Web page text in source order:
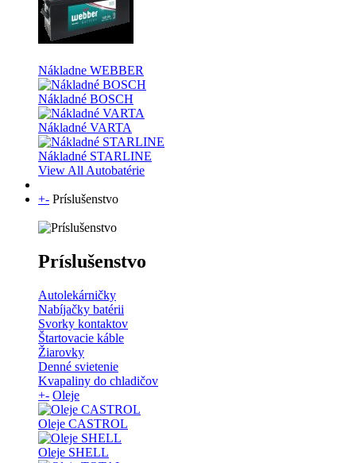
Nákladne WEBBER
Nákladné BOSCH
Nákladné VARTA
Nákladné STARLINE
View All Autobatérie
+- Príslušenstvo
Príslušenstvo
Autolekárničky
Nabíjačky batérii
Svorky kontaktov
Štartovacie káble
Žiarovky
Denné svietenie
Kvapaliny do chladičov
+- Oleje
Oleje CASTROL
Oleje SHELL